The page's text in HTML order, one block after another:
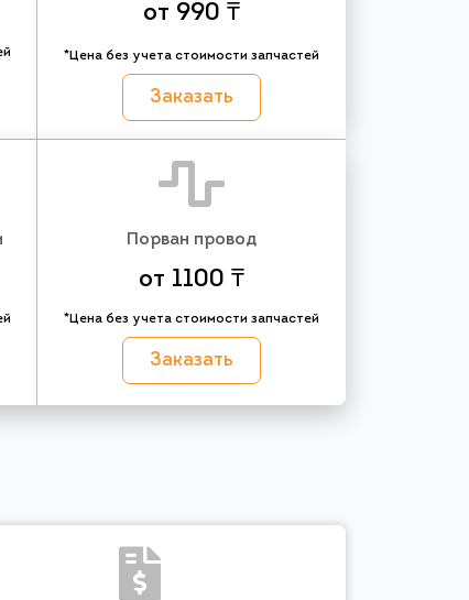
от 990 ₸
*Цена без учета стоимости запчастей
Заказать
Порван провод
от 1100 ₸
*Цена без учета стоимости запчастей
Заказать